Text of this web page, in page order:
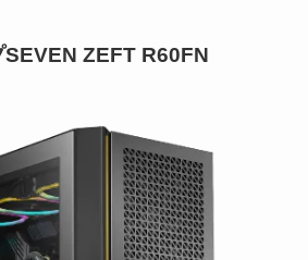
ZEFT R60FN